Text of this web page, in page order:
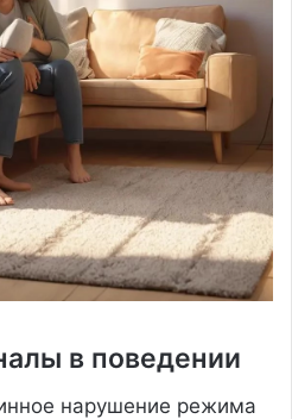
в поведении
нарушение режима